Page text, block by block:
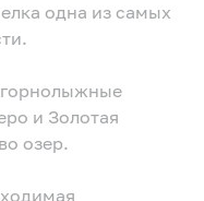
одна из самых
горнолыжные
и Золотая
озер.